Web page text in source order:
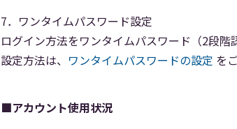
7．ワンタイムパスワード設定
ログイン方法をワンタイムパスワード（2段階
設定方法は、 ワンタイムパスワードの設定 を
■アカウント使用状況